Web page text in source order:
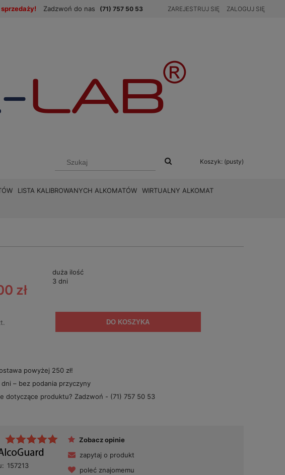
Zadzwoń do nas (71) 757 50 53 ZAREJESTRUJ SIĘ ZALOGUJ SIĘ
Koszyk: (pusty)
LISTA KALIBROWANYCH ALKOMATÓW
WIRTUALNY ALKOMAT
duża ilość
3 dni
zł
DO KOSZYKA
powyżej 250 zł!
– bez podania przyczyny
dotyczące produktu? Zadzwoń - (71) 757 50 53
157213
Zobacz opinie
zapytaj o produkt
poleć znajomemu